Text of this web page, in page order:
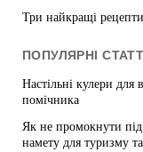
Три найкращі
ПОПУЛЯРНІ
Настільні кулери для
помічника
Як не промокнути під
намету для туризму